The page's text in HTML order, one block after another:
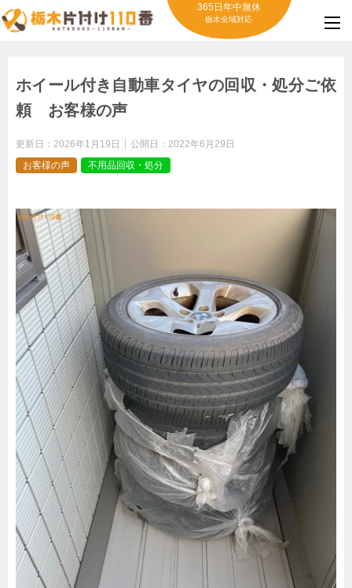
365日年中無休
栃木全域対応
ホイール付き自動車タイヤの回収・処分ご依
頼 お客様の声
更新日： 2026年1月19日 公開日： 2022年6月29日
お客様の声
不用品回収・処分